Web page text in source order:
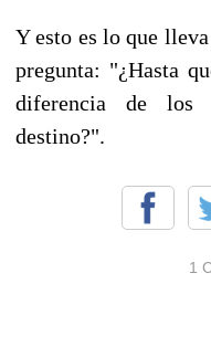
Y esto es lo que
pregunta: "¿Hasta
diferencia de los
destino?".
1